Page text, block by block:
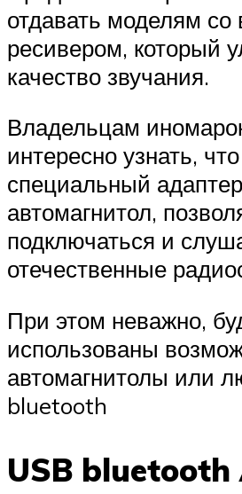
отдавать моделям со
ресивером, который
качество звучания.
Владельцам
интересно узнать,
специальный
автомагнитол,
подключаться и
отечественные
При этом неважно,
использованы
автомагнитолы или
bluetooth
USB bluetooth